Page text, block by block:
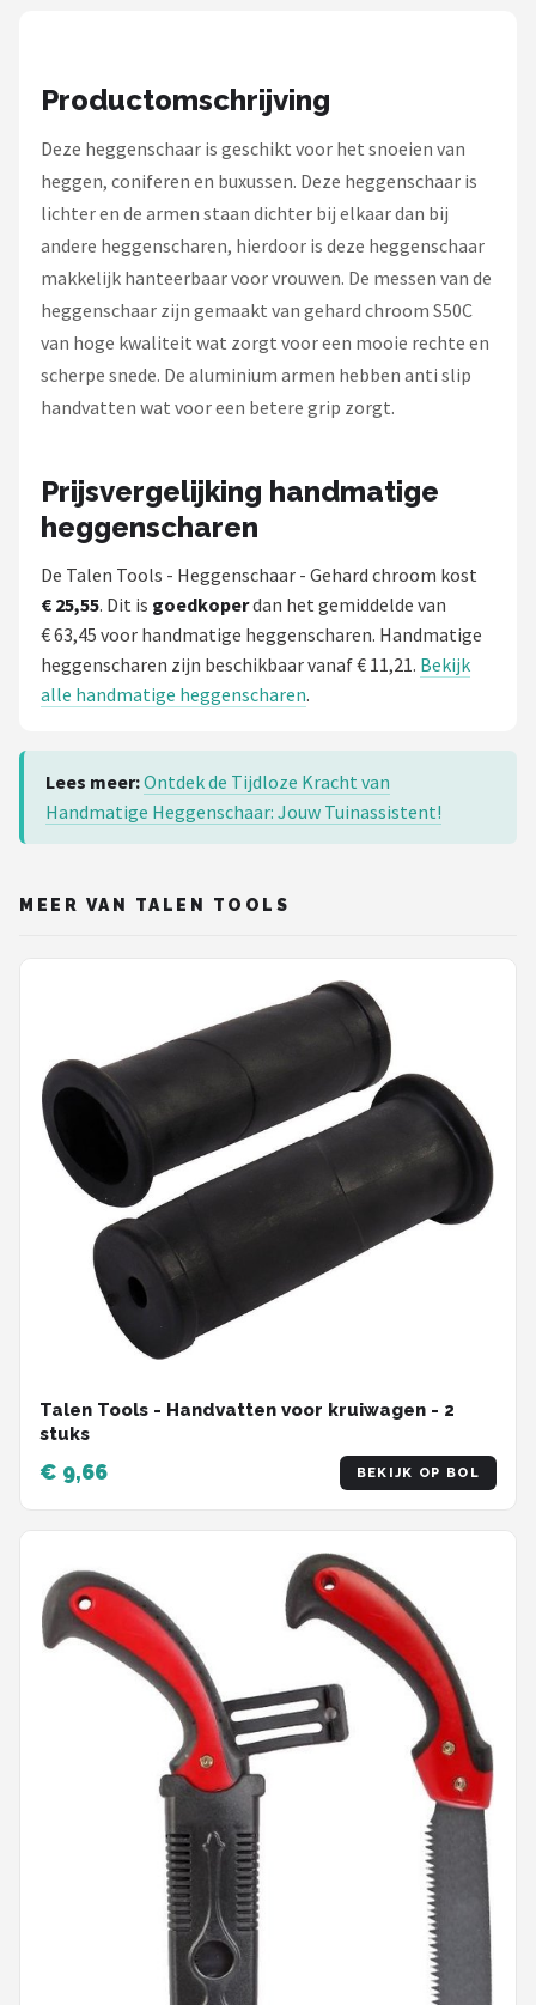
Productomschrijving
Deze heggenschaar is geschikt voor het snoeien van
heggen, coniferen en buxussen. Deze heggenschaar is
lichter en de armen staan dichter bij elkaar dan bij
andere heggenscharen, hierdoor is deze heggenschaar
makkelijk hanteerbaar voor vrouwen. De messen van de
heggenschaar zijn gemaakt van gehard chroom S50C
van hoge kwaliteit wat zorgt voor een mooie rechte en
scherpe snede. De aluminium armen hebben anti slip
handvatten wat voor een betere grip zorgt.
Prijsvergelijking handmatige
heggenscharen
De Talen Tools - Heggenschaar - Gehard chroom kost
€ 25,55. Dit is goedkoperdan het gemiddelde van
€ 63,45 voor handmatige heggenscharen. Handmatige
heggenscharen zijn beschikbaar vanaf € 11,21. Bekijk
alle handmatige heggenscharen.
Lees meer:Ontdek de Tijdloze Kracht van
Handmatige Heggenschaar: Jouw Tuinassistent!
MEER VAN TALEN TOOLS
Talen Tools - Handvatten voor kruiwagen - 2
stuks
€ 9,66 BEKIJK OP BOL